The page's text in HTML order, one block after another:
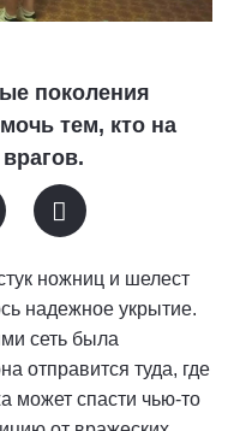
поколения
тем, кто на
ножниц и шелест
надежное укрытие.
сеть была
отправится туда, где
может спасти чью-то